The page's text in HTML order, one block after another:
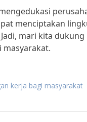
menciptakan
mari kita
kerja bagi masyarakat